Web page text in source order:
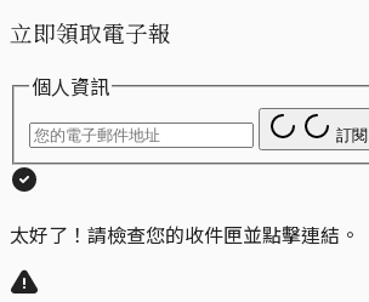
立即領取電子報
個人資訊
訂閱
太好了！請檢查您的收件匣並點擊連結。